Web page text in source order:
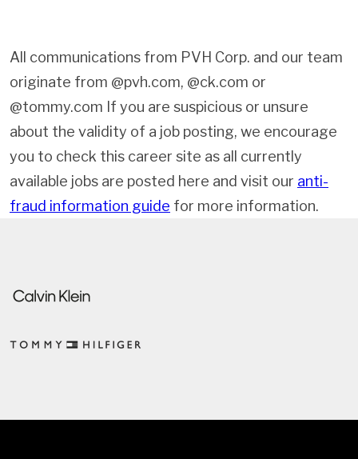
All communications from PVH Corp. and our team
originate from @pvh.com, @ck.com or
@tommy.com If you are suspicious or unsure
about the validity of a job posting, we encourage
you to check this career site as all currently
available jobs are posted here and visit our anti-
fraud information guide for more information.